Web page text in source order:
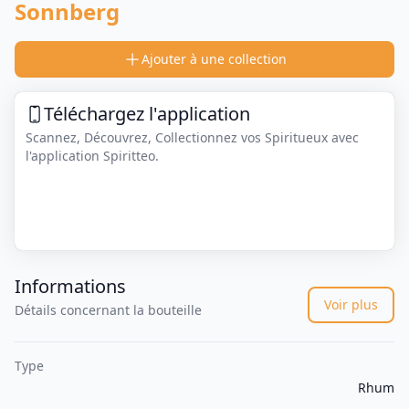
Sonnberg
Ajouter à une collection
Téléchargez l'application
Scannez, Découvrez, Collectionnez vos Spiritueux avec
l'application Spiritteo.
Informations
Détails concernant la bouteille Voir plus
Type
Rhum